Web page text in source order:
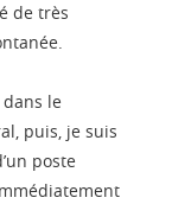
de très
dans le
puis, je suis
poste